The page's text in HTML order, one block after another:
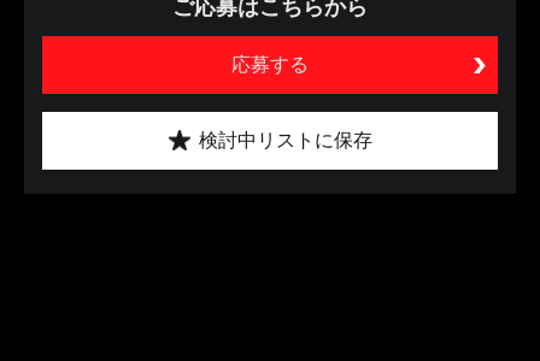
ご応募はこちらから
応募する
検討中リストに保存